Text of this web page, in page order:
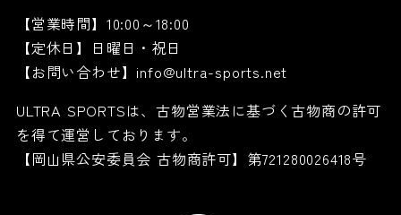
【営業時間】10:00～18:00
【定休日】日曜日・祝日
【お問い合わせ】info@ultra-sports.net
ULTRA SPORTSは、古物営業法に基づく古物商の許可
を得て運営しております。
【岡山県公安委員会 古物商許可】第721280026418号